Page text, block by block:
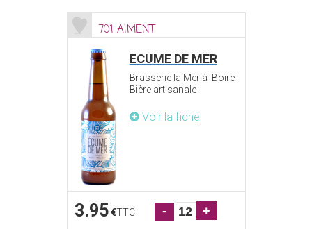
701 AIMENT
ECUME DE MER
Brasserie la Mer à Boire
Bière artisanale
Voir la fiche
3.95 €TTC - +